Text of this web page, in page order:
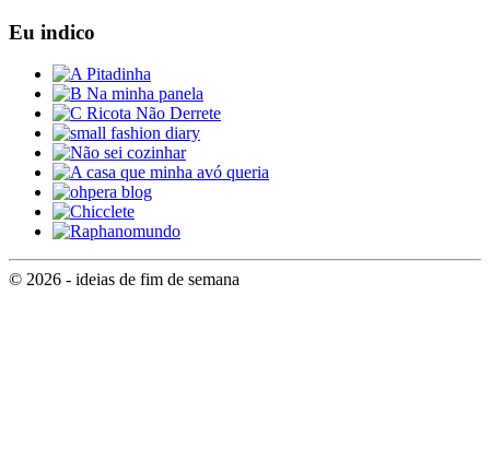
Eu indico
© 2026 - ideias de fim de semana